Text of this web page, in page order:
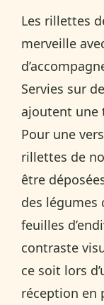
Les rillettes
merveille
Servies sur
ajoutent une
Pour une
rillettes de
être
des légumes
feuilles
contraste
ce soit lors
réception en